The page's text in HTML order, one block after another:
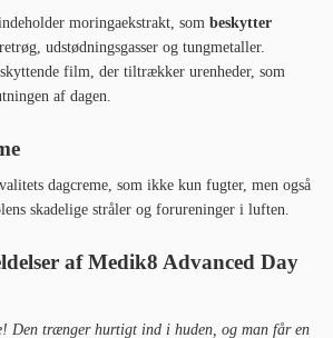
moringaekstrakt, som beskytter
udstødningsgasser og tungmetaller.
film, der tiltrækker urenheder, som
af dagen.
dagcreme, som ikke kun fugter, men også
skadelige stråler og forureninger i luften.
af Medik8 Advanced Day
Den trænger hurtigt ind i huden, og man får en